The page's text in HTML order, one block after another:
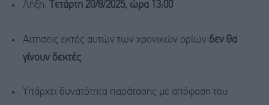
Λήξη: Τετάρτη 20/8/2025, ώρα 13:00
Αιτήσεις εκτός αυτών των χρονικών ορίων δεν θα
γίνουν δεκτές.
Υπάρχει δυνατότητα παράτασης με απόφαση του